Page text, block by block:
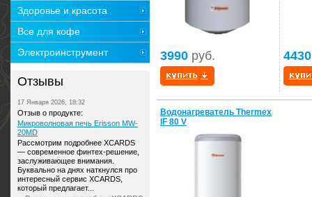
3990 руб. 4430
Водонагреватель Thermex
IF 80 V
Здоровье и красота
Все для кофе
Электроинструмент
Отзывы
17 Января 2026, 18:32
Отзыв о продукте:
Микроволновая печь Erisson MW-
20MD
Рассмотрим подробнее XCARDS
— современное финтех-решение,
заслуживающее внимания.
Буквально на днях наткнулся про
интересный сервис XCARDS,
который предлагает...